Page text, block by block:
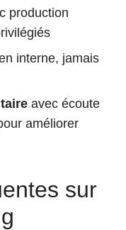
production
interne, jamais
avec écoute
améliorer
sur